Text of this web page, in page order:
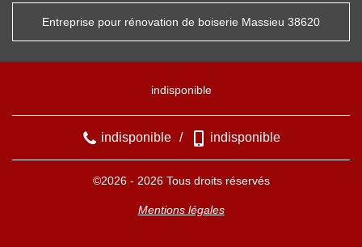
Entreprise pour rénovation de boiserie Massieu 38620
indisponible
indisponible / indisponible
©2026 - 2026 Tous droits réservés
Mentions légales